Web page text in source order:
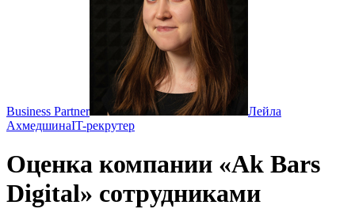
Business Partner
Лейла
АхмедшинаIT-рекрутер
Оценка компании «Ak Bars
Digital» сотрудниками